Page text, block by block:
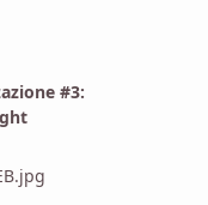
#3: